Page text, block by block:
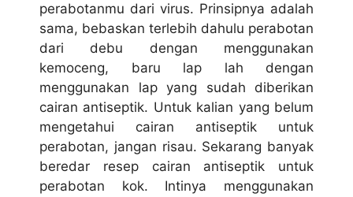
perabotanmu dari virus. Prinsipnya adalah
sama, bebaskan terlebih dahulu perabotan
dari debu dengan menggunakan
kemoceng, baru lap lah dengan
menggunakan lap yang sudah diberikan
cairan antiseptik. Untuk kalian yang belum
mengetahui cairan antiseptik untuk
perabotan, jangan risau. Sekarang banyak
beredar resep cairan antiseptik untuk
perabotan kok. Intinya menggunakan